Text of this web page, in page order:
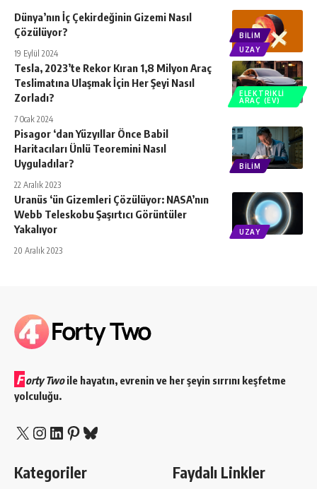
BILIM
UZAY
Dünya’nın İç Çekirdeğinin Gizemi Nasıl
Çözülüyor?
19 Eylül 2024
ELEKTRIKLI
ARAÇ (EV)
Tesla, 2023’te Rekor Kıran 1,8 Milyon Araç
Teslimatına Ulaşmak İçin Her Şeyi Nasıl
Zorladı?
7 Ocak 2024
BILIM
Pisagor ‘dan Yüzyıllar Önce Babil
Haritacıları Ünlü Teoremini Nasıl
Uyguladılar?
22 Aralık 2023
UZAY
Uranüs ‘ün Gizemleri Çözülüyor: NASA’nın
Webb Teleskobu Şaşırtıcı Görüntüler
Yakalıyor
20 Aralık 2023
F orty Twoile hayatın, evrenin ve her şeyin sırrını keşfetme
yolculuğu.
X Instagram
LinkedIn
Pinterest
Bluesky
Kategoriler Faydalı Linkler